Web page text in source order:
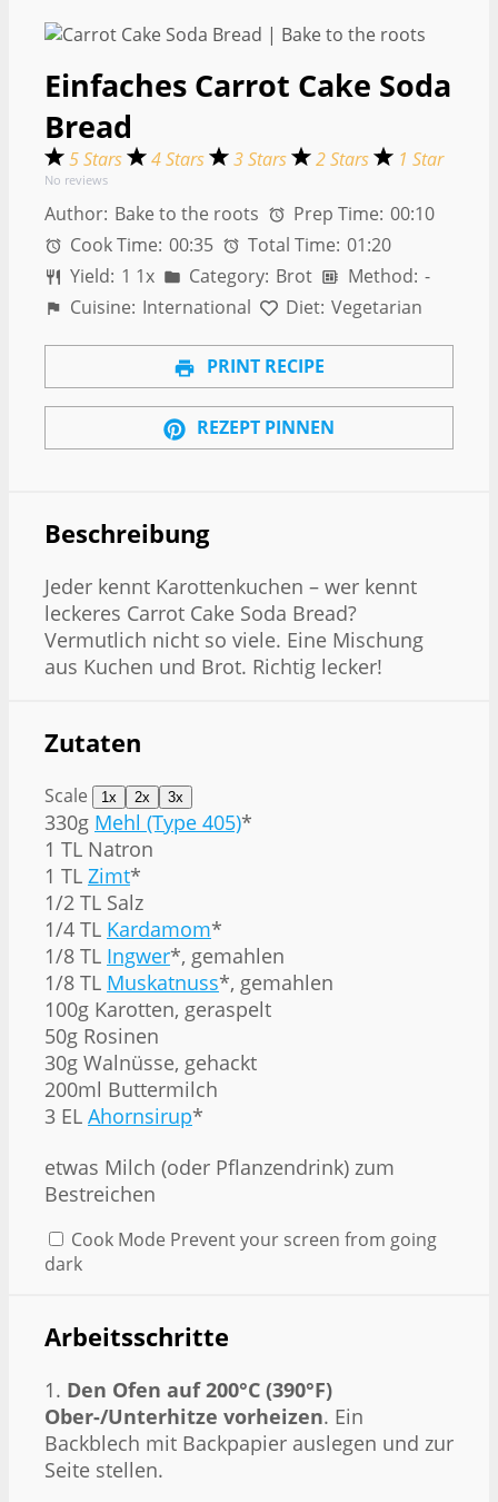
Einfaches Carrot Cake Soda
Bread
5 Stars 4 Stars 3 Stars 2 Stars 1 Star
No reviews
Author: Bake to the roots Prep Time: 00:10
Cook Time: 00:35 Total Time: 01:20
Yield: 1 1x Category: Brot Method: -
Cuisine: International Diet: Vegetarian
PRINT RECIPE
REZEPT PINNEN
Beschreibung
Jeder kennt Karottenkuchen – wer kennt
leckeres Carrot Cake Soda Bread?
Vermutlich nicht so viele. Eine Mischung
aus Kuchen und Brot. Richtig lecker!
Zutaten
Scale 1x 2x 3x
330g Mehl (Type 405)*
1 TL Natron
1 TL Zimt*
1/2 TL Salz
1/4 TL Kardamom*
1/8 TL Ingwer*, gemahlen
1/8 TL Muskatnuss*, gemahlen
100g Karotten, geraspelt
50g Rosinen
30g Walnüsse, gehackt
200ml Buttermilch
3 EL Ahornsirup*
etwas Milch (oder Pflanzendrink) zum
Bestreichen
Cook Mode Prevent your screen from going
dark
Arbeitsschritte
1. Den Ofen auf 200°C (390°F)
Ober-/Unterhitze vorheizen. Ein
Backblech mit Backpapier auslegen und zur
Seite stellen.